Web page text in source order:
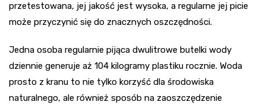
przetestowana, jej jakość jest wysoka, a regularne jej picie
może przyczynić się do znacznych oszczędności.
Jedna osoba regularnie pijąca dwulitrowe butelki wody
dziennie generuje aż 104 kilogramy plastiku rocznie. Woda
prosto z kranu to nie tylko korzyść dla środowiska
naturalnego, ale również sposób na zaoszczędzenie